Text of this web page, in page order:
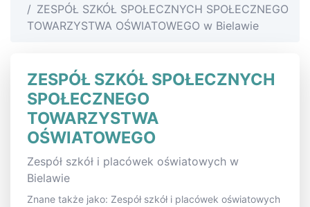
ZESPÓŁ SZKÓŁ SPOŁECZNYCH SPOŁECZNEGO
TOWARZYSTWA OŚWIATOWEGO w Bielawie
ZESPÓŁ SZKÓŁ SPOŁECZNYCH
SPOŁECZNEGO
TOWARZYSTWA
OŚWIATOWEGO
Zespół szkół i placówek oświatowych w
Bielawie
Znane także jako: Zespół szkół i placówek oświatowych